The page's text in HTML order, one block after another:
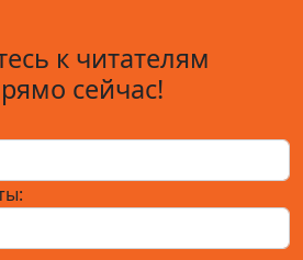
к читателям
сейчас!